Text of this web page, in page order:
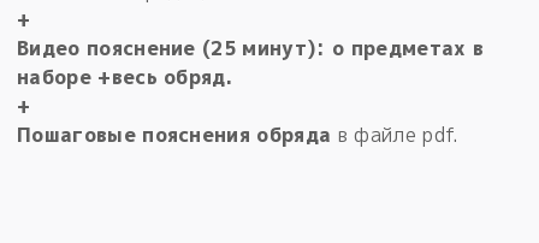
+
Видео пояснение (25 минут): о предметах в
наборе +весь обряд.
+
Пошаговые пояснения обряда в файле pdf.